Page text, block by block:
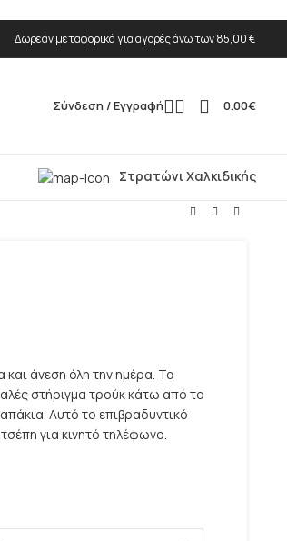
Δωρεάν μεταφορικά για αγορές άνω των 85,00 €
Σύνδεση / Εγγραφή 0.00€
Στρατώνι Χαλκιδικής
άνεση όλη την ημέρα. Τα
στήριγμα τρούκ κάτω από το
Αυτό το επιβραδυντικό
για κινητό τηλέφωνο.